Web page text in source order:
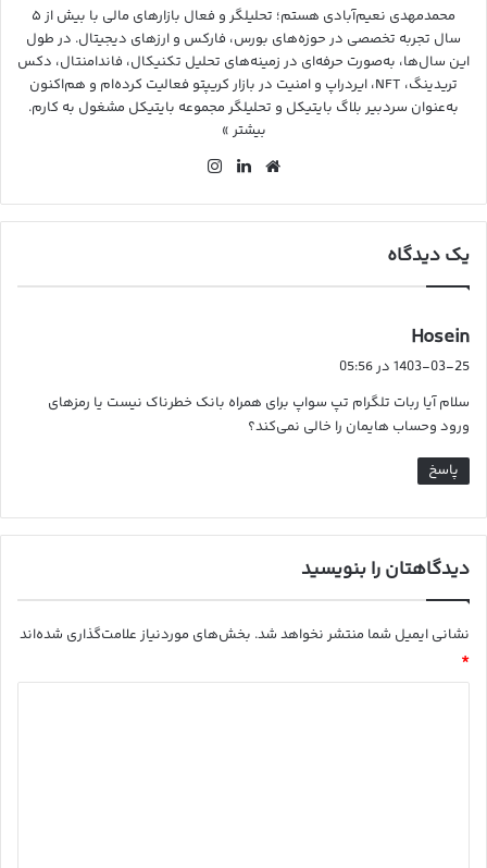
محمدمهدی نعیم‌آبادی هستم؛ تحلیلگر و فعال بازارهای مالی با بیش از ۵
سال تجربه تخصصی در حوزه‌های بورس، فارکس و ارزهای دیجیتال. در طول
این سال‌ها، به‌صورت حرفه‌ای در زمینه‌های تحلیل تکنیکال، فاندامنتال، دکس
تریدینگ، NFT، ایردراپ و امنیت در بازار کریپتو فعالیت کرده‌ام و هم‌اکنون
به‌عنوان سردبیر بلاگ بایتیکل و تحلیلگر مجموعه بایتیکل مشغول به کارم.
بیشتر »
وب
ت
لین
ین گرا
یک دیدگاه
Hosein
ف
:
1403-03-25 در 05:56
سلام آیا ربات تلگرام تپ سواپ برای همراه بانک خطرناک نیست یا رمزهای
ورود وحساب هایمان را خالی نمی‌کند؟
پاسخ
دیدگاهتان را بنویسید
نشانی ایمیل شما منتشر نخواهد شد. بخش‌های موردنیاز علامت‌گذاری شده‌اند
*